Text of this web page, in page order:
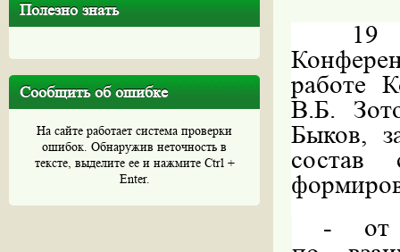
Полезно знать
Сообщить об ошибке
На сайте работает система проверки
ошибок. Обнаружив неточность в
тексте, выделите ее и нажмите Ctrl +
Enter.
19
работе
В.Б.
Быков,
состав
-
от